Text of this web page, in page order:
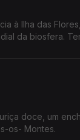
à Ilha das
da biosfera.
doce, um
os- Montes.